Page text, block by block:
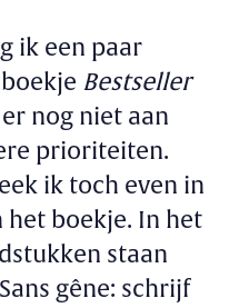
ik een paar
Bestseller
nog niet aan
prioriteiten.
ik toch even in
het boekje. In het
staan
gêne: schrijf